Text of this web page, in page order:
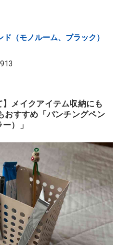
（モノルーム、ブラック）
】メイクアイテム収納にも
おすすめ「パンチングペン
）」